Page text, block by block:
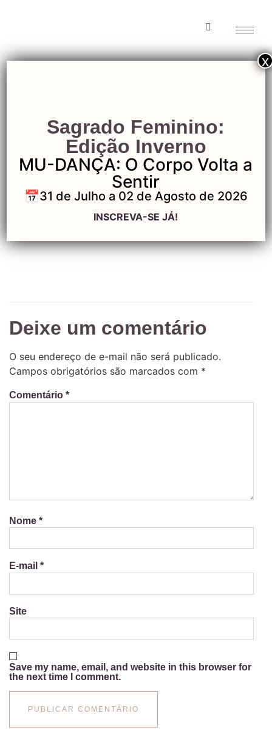
Jornada Amo
Estar Bem-15
Jornada Amo Estar
Bem-15
Deixe um comentário
O seu endereço de e-mail não será publicado.
Campos obrigatórios são marcados com *
Comentário *
Nome *
E-mail *
Site
Save my name, email, and website in this browser for
the next time I comment.
Sagrado Feminino:
Edição Inverno
MU-DANÇA: O Corpo Volta a
Sentir
📅31 de Julho a 02 de Agosto de 2026
INSCREVA-SE JÁ!
x